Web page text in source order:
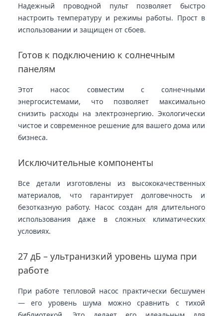
Надежный проводной пульт позволяет быстро
настроить температуру и режимы работы. Прост в
использовании и защищен от сбоев.
Готов к подключению к солнечным
панелям
Этот насос совместим с солнечными
энергосистемами, что позволяет максимально
снизить расходы на электроэнергию. Экологически
чистое и современное решение для вашего дома или
бизнеса.
Исключительные компоненты
Все детали изготовлены из высококачественных
материалов, что гарантирует долговечность и
безотказную работу. Насос создан для длительного
использования даже в сложных климатических
условиях.
27 дБ – ультранизкий уровень шума при
работе
При работе тепловой насос практически бесшумен
— его уровень шума можно сравнить с тихой